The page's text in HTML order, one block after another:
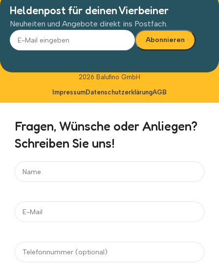
Heldenpost für deinen Vierbeiner
Neuheiten und Angebote direkt ins Postfach.
2026 Balufino GmbH
ImpressumDatenschutzerklärungAGB
Fragen, Wünsche oder Anliegen?
Schreiben Sie uns!